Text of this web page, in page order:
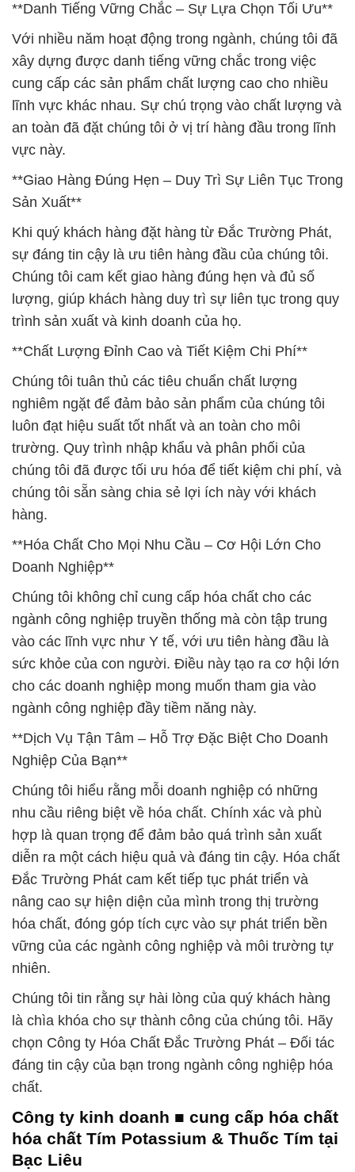
**Danh Tiếng Vững Chắc – Sự Lựa Chọn Tối Ưu**
Với nhiều năm hoạt động trong ngành, chúng tôi đã
xây dựng được danh tiếng vững chắc trong việc
cung cấp các sản phẩm chất lượng cao cho nhiều
lĩnh vực khác nhau. Sự chú trọng vào chất lượng và
an toàn đã đặt chúng tôi ở vị trí hàng đầu trong lĩnh
vực này.
**Giao Hàng Đúng Hẹn – Duy Trì Sự Liên Tục Trong
Sản Xuất**
Khi quý khách hàng đặt hàng từ Đắc Trường Phát,
sự đáng tin cậy là ưu tiên hàng đầu của chúng tôi.
Chúng tôi cam kết giao hàng đúng hẹn và đủ số
lượng, giúp khách hàng duy trì sự liên tục trong quy
trình sản xuất và kinh doanh của họ.
**Chất Lượng Đỉnh Cao và Tiết Kiệm Chi Phí**
Chúng tôi tuân thủ các tiêu chuẩn chất lượng
nghiêm ngặt để đảm bảo sản phẩm của chúng tôi
luôn đạt hiệu suất tốt nhất và an toàn cho môi
trường. Quy trình nhập khẩu và phân phối của
chúng tôi đã được tối ưu hóa để tiết kiệm chi phí, và
chúng tôi sẵn sàng chia sẻ lợi ích này với khách
hàng.
**Hóa Chất Cho Mọi Nhu Cầu – Cơ Hội Lớn Cho
Doanh Nghiệp**
Chúng tôi không chỉ cung cấp hóa chất cho các
ngành công nghiệp truyền thống mà còn tập trung
vào các lĩnh vực như Y tế, với ưu tiên hàng đầu là
sức khỏe của con người. Điều này tạo ra cơ hội lớn
cho các doanh nghiệp mong muốn tham gia vào
ngành công nghiệp đầy tiềm năng này.
**Dịch Vụ Tận Tâm – Hỗ Trợ Đặc Biệt Cho Doanh
Nghiệp Của Bạn**
Chúng tôi hiểu rằng mỗi doanh nghiệp có những
nhu cầu riêng biệt về hóa chất. Chính xác và phù
hợp là quan trọng để đảm bảo quá trình sản xuất
diễn ra một cách hiệu quả và đáng tin cậy. Hóa chất
Đắc Trường Phát cam kết tiếp tục phát triển và
nâng cao sự hiện diện của mình trong thị trường
hóa chất, đóng góp tích cực vào sự phát triển bền
vững của các ngành công nghiệp và môi trường tự
nhiên.
Chúng tôi tin rằng sự hài lòng của quý khách hàng
là chìa khóa cho sự thành công của chúng tôi. Hãy
chọn Công ty Hóa Chất Đắc Trường Phát – Đối tác
đáng tin cậy của bạn trong ngành công nghiệp hóa
chất.
Công ty kinh doanh ■ cung cấp hóa chất
hóa chất Tím Potassium & Thuốc Tím tại
Bạc Liêu